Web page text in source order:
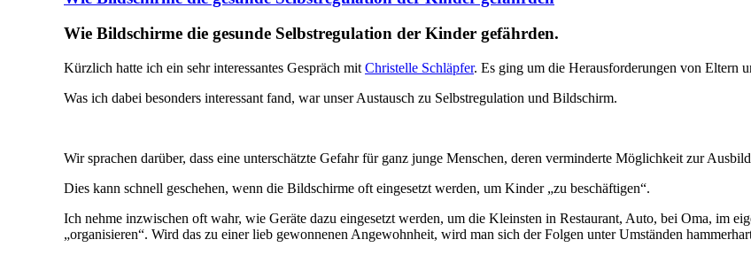
Wie Bildschirme die gesunde Selbstregulation der Kinder gefährden.
Kürzlich hatte ich ein sehr interessantes Gespräch mit Christelle Schläpfer. Es ging um die Herausforderungen von Eltern
Was ich dabei besonders interessant fand, war unser Austausch zu Selbstregulation und Bildschirm.
Wir sprachen darüber, dass eine unterschätzte Gefahr für ganz junge Menschen, deren verminderte Möglichkeit zur
Dies kann schnell geschehen, wenn die Bildschirme oft eingesetzt werden, um Kinder „zu beschäftigen“.
Ich nehme inzwischen oft wahr, wie Geräte dazu eingesetzt werden, um die Kleinsten in Restaurant, Auto, bei Oma, im
„organisieren“. Wird das zu einer lieb gewonnenen Angewohnheit, wird man sich der Folgen unter Umständen